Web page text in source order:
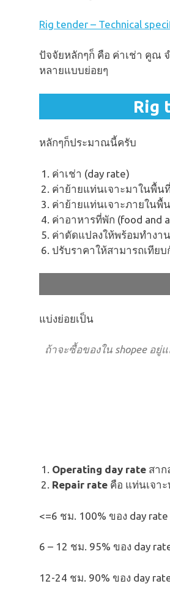
Rig tender – Technical
ปัจจัยหลักๆก็ คือ ค่าเช่า คูณ
หลายแบบย่อยๆ
Rig
หลักๆก็ประมาณนี้ครับ
ค่าเช่า (day rate)
ค่าย้ายแท่นเจาะมาในพื้น
ค่าย้ายแท่นเจาะภายในพื้
ค่าอาหารที่พัก (food and
ค่าดัดแปลงให้พร้อมทำงา
ปรับราคาให้สามารถเทีย
แบ่งย่อยเป็น
ถ้าจะซื้อของใน shopee อ
Operating day rate สาก
Repair rate คือ แท่นเจา
<=6 ชม. 100% ของ day
6 – 12 ชม. 95% ของ day
12-24 ชม. 90% ของ day
ก
คว